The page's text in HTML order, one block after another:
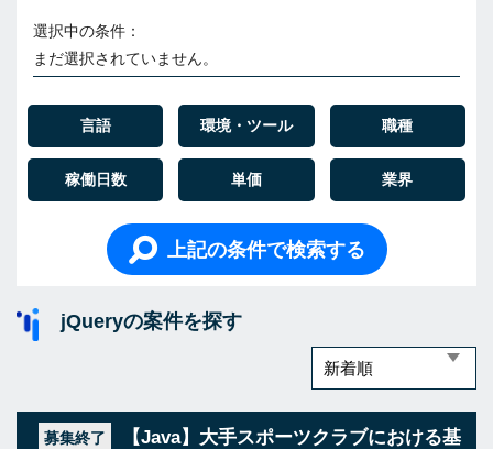
選択中の条件：
まだ選択されていません。
言語 環境・ツール 職種
稼働日数 単価 業界
上記の条件で検索する
jQueryの案件を探す
募集終了
【Java】大手スポーツクラブにおける基